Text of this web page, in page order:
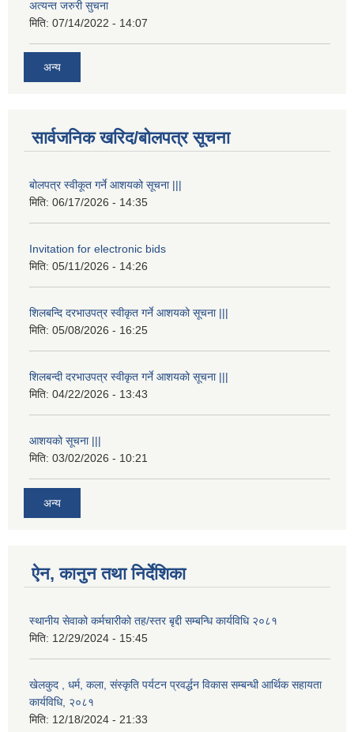
अत्यन्त जरुरी सुचना
मिति: 07/14/2022 - 14:07
अन्य
सार्वजनिक खरिद/बोलपत्र सूचना
बोलपत्र स्वीकूत गर्ने आशयको सूचना |||
मिति: 06/17/2026 - 14:35
Invitation for electronic bids
मिति: 05/11/2026 - 14:26
शिलबन्दि दरभाउपत्र स्वीकृत गर्ने आशयको सूचना |||
मिति: 05/08/2026 - 16:25
शिलबन्दी दरभाउपत्र स्वीकृत गर्ने आशयको सूचना |||
मिति: 04/22/2026 - 13:43
आशयको सूचना |||
मिति: 03/02/2026 - 10:21
अन्य
ऐन, कानुन तथा निर्देशिका
स्थानीय सेवाको कर्मचारीको तह/स्तर बृद्दी सम्बन्धि कार्यविधि २०८१
मिति: 12/29/2024 - 15:45
खेलकुद , धर्म, कला, संस्कृति पर्यटन प्रवर्द्धन विकास सम्बन्धी आर्थिक सहायता
कार्यविधि, २०८१
मिति: 12/18/2024 - 21:33